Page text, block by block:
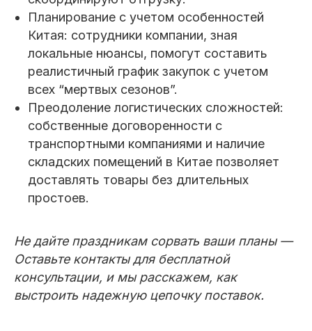
Планирование с учетом особенностей
Китая: сотрудники компании, зная
локальные нюансы, помогут составить
реалистичный график закупок с учетом
всех “мертвых сезонов”.
Преодоление логистических сложностей:
собственные договоренности с
транспортными компаниями и наличие
складских помещений в Китае позволяет
доставлять товары без длительных
простоев.
Не дайте праздникам сорвать ваши планы —
Оставьте контакты для бесплатной
консультации, и мы расскажем, как
выстроить надежную цепочку поставок.